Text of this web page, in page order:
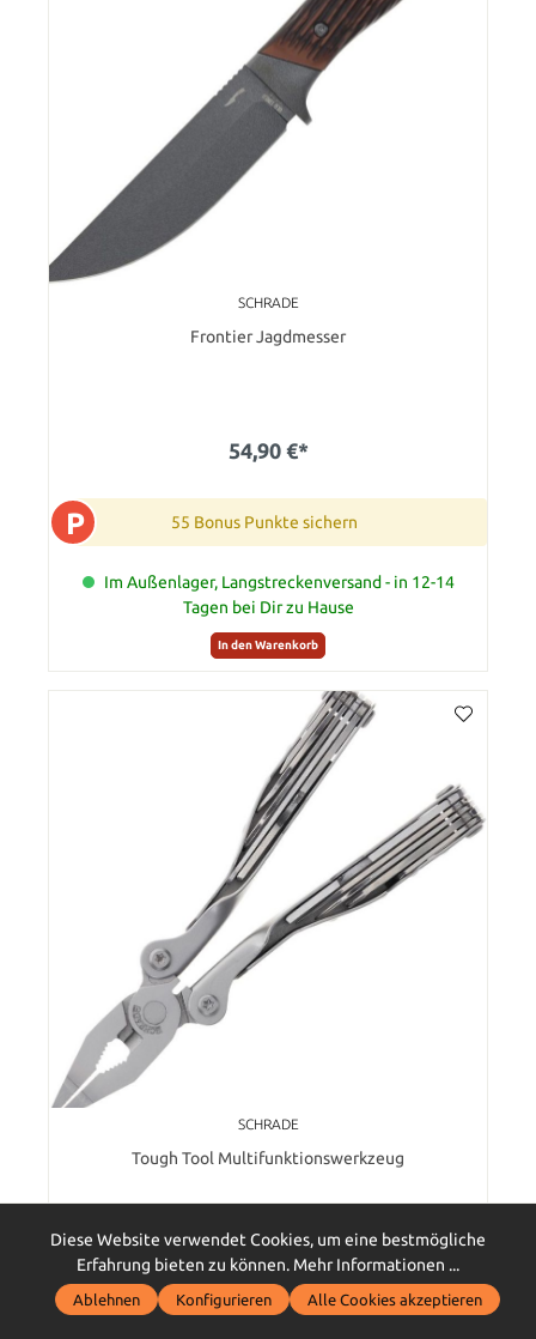
SCHRADE
Frontier Jagdmesser
54,90 €*
P 55 Bonus Punkte sichern
Im Außenlager, Langstreckenversand - in 12-14
Tagen bei Dir zu Hause
In den Warenkorb
SCHRADE
Tough Tool Multifunktionswerkzeug
35,90 €*
Diese Website verwendet Cookies, um eine bestmögliche
Erfahrung bieten zu können. Mehr Informationen ...
Ablehnen Konfigurieren Alle Cookies akzeptieren